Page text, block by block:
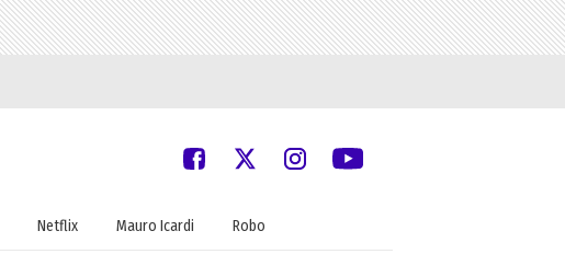
Netflix Mauro Icardi Robo